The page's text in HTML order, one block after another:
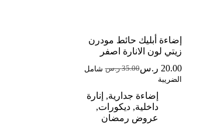
إضاءة أبليك حائط مودرن
زيتي لون الانارة اصفر
35.00 ر.س السعر
هو:
35.00 ر.س.
20.00 ر.سالسعر
هو:
20.00 ر.س.
شامل
الضريبة
إضاءة جدارية, إنارة
داخلية,ديكورات,
عروض رمضان